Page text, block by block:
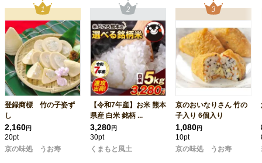
登録商標 竹の子姿ず
し
2,160円
20pt
京の味処 うお寿
【令和7年産】お米 熊本
県産 白米 銘柄 ...
3,280円
30pt
くまもと風土
京のおいなりさん 竹の
子入り 6個入り
1,080円
10pt
京の味処 うお寿